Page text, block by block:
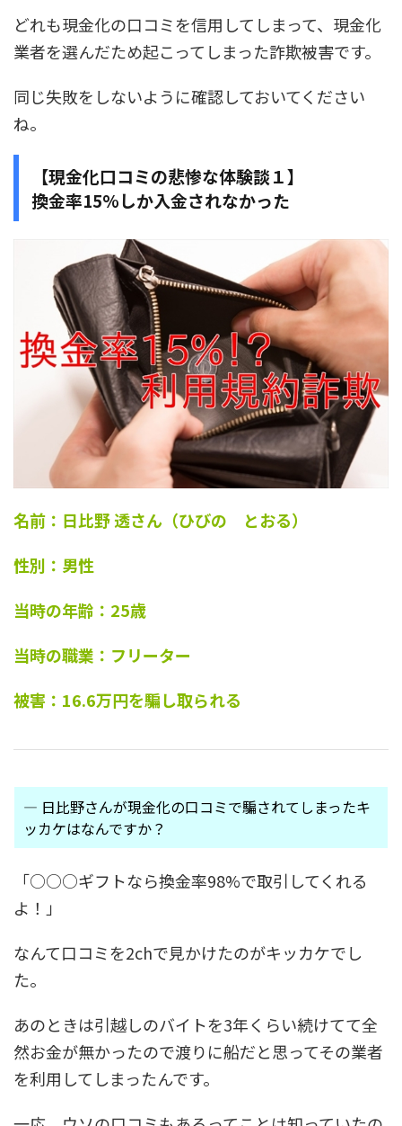
どれも現金化の口コミを信用してしまって、現金化
業者を選んだため起こってしまった詐欺被害です。
同じ失敗をしないように確認しておいてください
ね。
【現金化口コミの悲惨な体験談１】
換金率15%しか入金されなかった
名前：日比野 透さん（ひびの とおる）
性別：男性
当時の年齢：25歳
当時の職業：フリーター
被害：16.6万円を騙し取られる
― 日比野さんが現金化の口コミで騙されてしまったキ
ッカケはなんですか？
「○○○ギフトなら換金率98%で取引してくれる
よ！」
なんて口コミを2chで見かけたのがキッカケでし
た。
あのときは引越しのバイトを3年くらい続けてて全
然お金が無かったので渡りに船だと思ってその業者
を利用してしまったんです。